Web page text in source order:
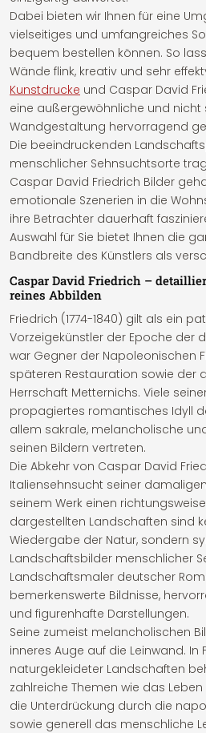
Dabei bieten wir Ihnen für eine
vielseitiges und umfangreiches
bequem bestellen können. So
Wände flink, kreativ und sehr
Kunstdrucke und Caspar David
eine außergewöhnliche und nicht
Wandgestaltung hervorragend
Die beeindruckenden
menschlicher Sehnsuchtsorte
Caspar David Friedrich Bilder
emotionale Szenerien in die
ihre Betrachter dauerhaft
Auswahl für Sie bietet Ihnen die
Bandbreite des Künstlers als
Caspar David Friedrich –
reines Abbilden
Friedrich (1774-1840) gilt als ein
Vorzeigekünstler der Epoche der
war Gegner der Napoleonischen
späteren Restauration sowie der
Herrschaft Metternichs. Viele
propagiertes romantisches Idyll
allem sakrale, melancholische
seinen Bildern vertreten.
Die Abkehr von Caspar David
Italiensehnsucht seiner
seinem Werk einen
dargestellten Landschaften sind
Wiedergabe der Natur, sondern
Landschaftsbilder menschlicher
Landschaftsmaler deutscher
bemerkenswerte Bildnisse,
und figurenhafte Darstellungen.
Seine zumeist melancholischen
inneres Auge auf die Leinwand. In
naturgekleideter Landschaften
zahlreiche Themen wie das
die Unterdrückung durch die
sowie generell das menschliche